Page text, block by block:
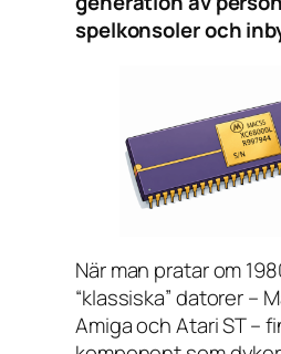
spelkonsoler och
När man pratar om
“klassiska” datorer –
Amiga och Atari ST –